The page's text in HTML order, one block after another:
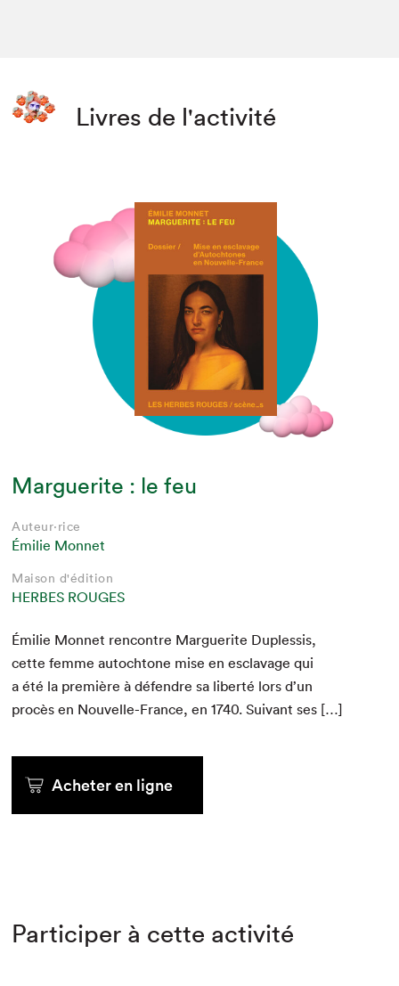
Livres de l'activité
Marguerite : le feu
Auteur·rice
Émilie Monnet
Maison d'édition
HERBES ROUGES
Émi­lie Mon­net ren­con­tre Mar­guerite Dup­lessis,
cette femme autochtone mise en esclavage qui
a été la pre­mière à défendre sa lib­erté lors d’un
procès en Nou­velle-France, en1740. Suiv­ant ses […]
Acheter en ligne
Participer à cette activité